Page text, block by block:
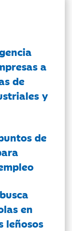
a
de
y
de
en
leñosos